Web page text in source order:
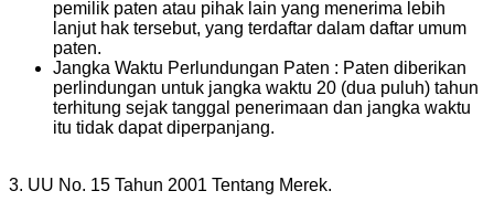
pemilik paten atau pihak lain yang menerima lebih
lanjut hak tersebut, yang terdaftar dalam daftar umum
paten.
Jangka Waktu Perlundungan Paten : Paten diberikan
perlindungan untuk jangka waktu 20 (dua puluh) tahun
terhitung sejak tanggal penerimaan dan jangka waktu
itu tidak dapat diperpanjang.
3. UU No. 15 Tahun 2001 Tentang Merek.